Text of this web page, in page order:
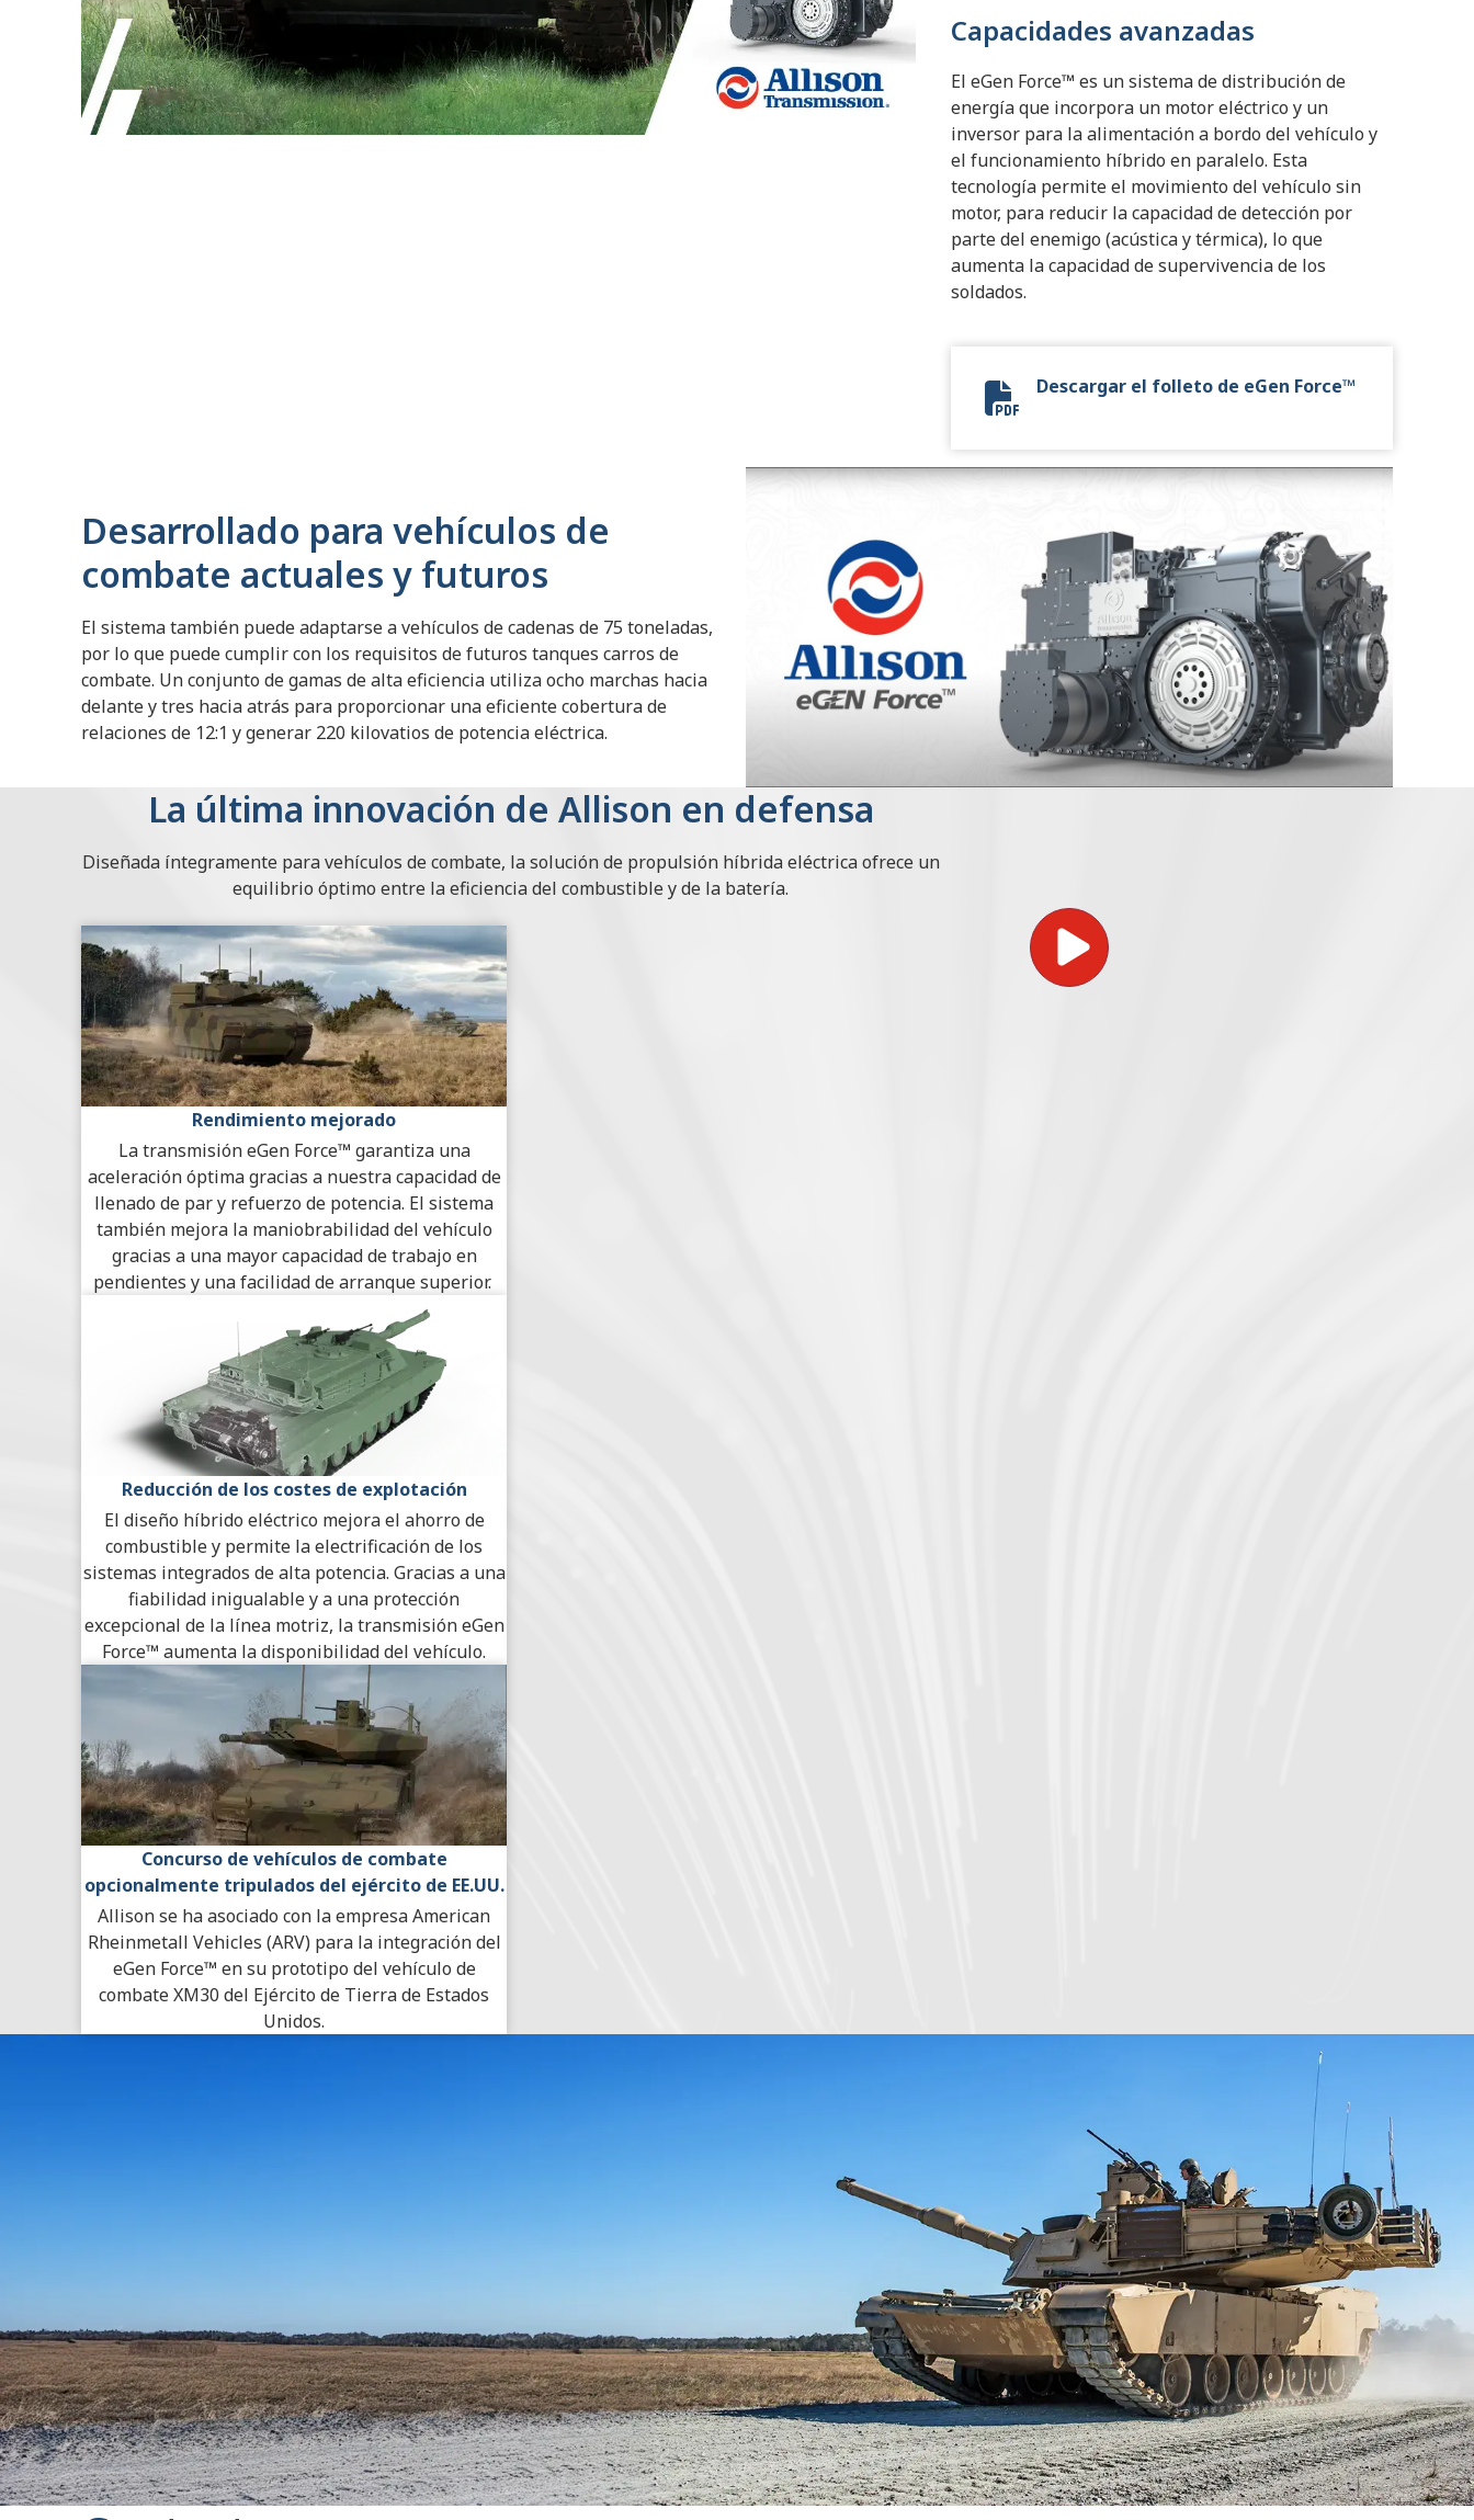
Capacidades avanzadas
El eGen Force™ es un sistema de distribución de
energía que incorpora un motor eléctrico y un
inversor para la alimentación a bordo del vehículo y
el funcionamiento híbrido en paralelo. Esta
tecnología permite el movimiento del vehículo sin
motor, para reducir la capacidad de detección por
parte del enemigo (acústica y térmica), lo que
aumenta la capacidad de supervivencia de los
soldados.
eGen Force Flyer
Descargar el folleto de eGen Force™
Desarrollado para vehículos de
combate actuales y futuros
El sistema también puede adaptarse a vehículos de cadenas de 75 toneladas,
por lo que puede cumplir con los requisitos de futuros tanques carros de
combate. Un conjunto de gamas de alta eficiencia utiliza ocho marchas hacia
delante y tres hacia atrás para proporcionar una eficiente cobertura de
relaciones de 12:1 y generar 220 kilovatios de potencia eléctrica.
La última innovación de Allison en defensa
Diseñada íntegramente para vehículos de combate, la solución de propulsión híbrida eléctrica ofrece un
equilibrio óptimo entre la eficiencia del combustible y de la batería.
Rendimiento mejorado
La transmisión eGen Force™ garantiza una
aceleración óptima gracias a nuestra capacidad de
llenado de par y refuerzo de potencia. El sistema
también mejora la maniobrabilidad del vehículo
gracias a una mayor capacidad de trabajo en
pendientes y una facilidad de arranque superior.
Reducción de los costes de explotación
El diseño híbrido eléctrico mejora el ahorro de
combustible y permite la electrificación de los
sistemas integrados de alta potencia. Gracias a una
fiabilidad inigualable y a una protección
excepcional de la línea motriz, la transmisión eGen
Force™ aumenta la disponibilidad del vehículo.
Concurso de vehículos de combate
opcionalmente tripulados del ejército de EE.UU.
Allison se ha asociado con la empresa American
Rheinmetall Vehicles (ARV) para la integración del
eGen Force™ en su prototipo del vehículo de
combate XM30 del Ejército de Tierra de Estados
Unidos.